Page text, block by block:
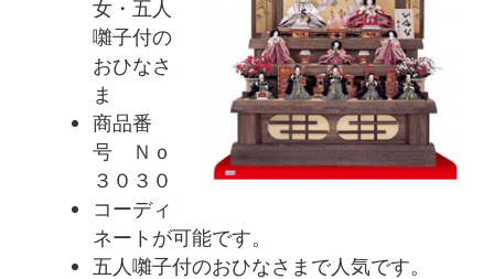
女・五人
囃子付の
おひなさ
ま
商品番
号 Ｎｏ
３０３０
コーディ
ネートが可能です。
五人囃子付のおひなさまで人気です。